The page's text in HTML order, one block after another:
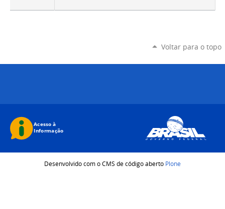
Voltar para o topo
Desenvolvido com o CMS de código aberto Plone